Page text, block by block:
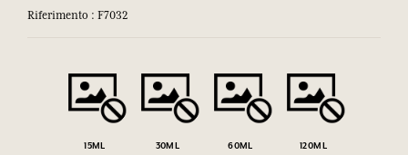
Riferimento : F7032
15ML 30ML 60ML 120ML